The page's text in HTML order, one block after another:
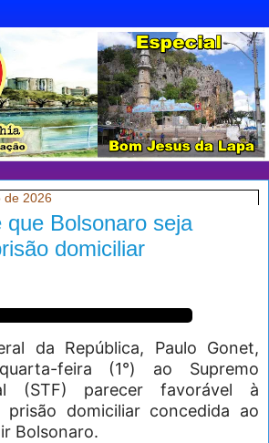
de 2026
que Bolsonaro seja
domiciliar
da República, Paulo Gonet,
feira (1°) ao Supremo
(STF) parecer favorável à
prisão domiciliar concedida ao
Bolsonaro.